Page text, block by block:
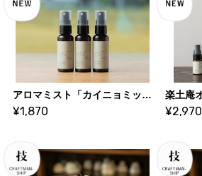
アロマミスト「カイニョミックス」2025 Autumn｜水と匠オリジナル
¥1,870 ¥2,970